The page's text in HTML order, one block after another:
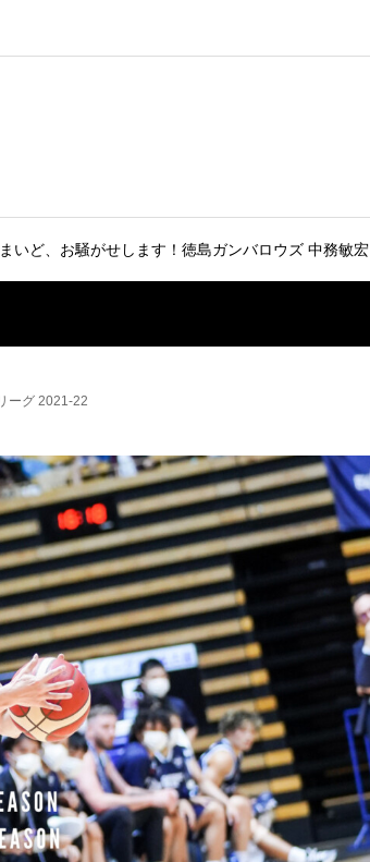
まいど、お騒がせします！徳島ガンバロウズ 中務敏宏
ーグ 2021-22